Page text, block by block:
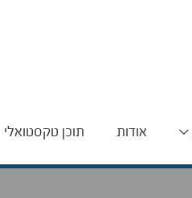
אודות תוכן טקסטואלי